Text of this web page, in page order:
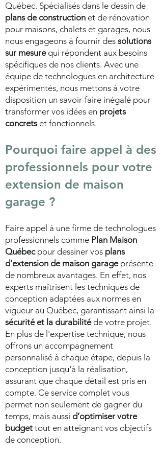
Québec. Spécialisés dans le dessin de
plans de construction et de rénovation
pour maisons, chalets et garages, nous
nous engageons à fournir des solutions
sur mesurequi répondent aux besoins
spécifiques de nos clients. Avec une
équipe de technologues en architecture
expérimentés, nous mettons à votre
disposition un savoir-faire inégalé pour
transformer vos idées en projets
concretset fonctionnels.
Pourquoi faire appel à des
professionnels pour votre
extension de maison
garage ?
Faire appel à une firme de technologues
professionnels comme Plan Maison
Québecpour dessiner vos plans
d'extension de maison garageprésente
de nombreux avantages. En effet, nos
experts maîtrisent les techniques de
conception adaptées aux normes en
vigueur au Québec, garantissant ainsi la
sécurité et la durabilitéde votre projet.
En plus de l'expertise technique, nous
offrons un accompagnement
personnalisé à chaque étape, depuis la
conception jusqu'à la réalisation,
assurant que chaque détail est pris en
compte. Ce service complet vous
permet non seulement de gagner du
temps, mais aussi d’optimiser votre
budget tout en atteignant vos objectifs
de conception.